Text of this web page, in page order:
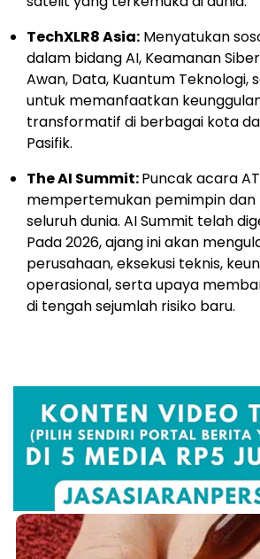
TechXLR8 Asia: Menyatukan
dalam bidang AI, Keamanan
Awan, Data, Kuantum Teknologi,
untuk memanfaatkan
transformatif di berbagai kota
Pasifik.
The AI Summit:Puncak acara
mempertemukan pemimpin dan
seluruh dunia. AI Summit telah
Pada 2026, ajang ini akan
perusahaan, eksekusi teknis,
operasional, serta upaya
di tengah sejumlah risiko baru.